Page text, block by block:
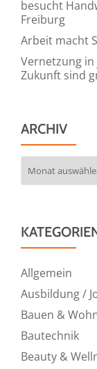
besucht
Freiburg
Arbeit macht
Vernetzung
Zukunft sind
ARCHIV
Allgemein
Ausbildung /
Bauen &
Bautechnik
Beauty &